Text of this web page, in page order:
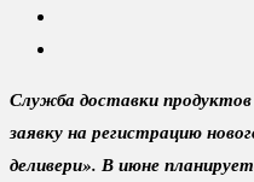
Служба доставки
заявку на регистрацию
деливери». В июне